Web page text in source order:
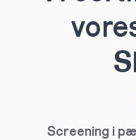
Screening i